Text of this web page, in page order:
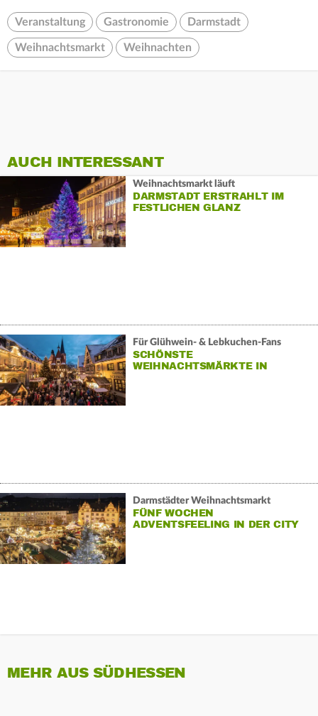
Veranstaltung Gastronomie Darmstadt
Weihnachtsmarkt Weihnachten
AUCH INTERESSANT
Weihnachtsmarkt läuft
DARMSTADT ERSTRAHLT IM
FESTLICHEN GLANZ
Für Glühwein- & Lebkuchen-Fans
SCHÖNSTE
WEIHNACHTSMÄRKTE IN
Darmstädter Weihnachtsmarkt
FÜNF WOCHEN
ADVENTSFEELING IN DER CITY
MEHR AUS SÜDHESSEN